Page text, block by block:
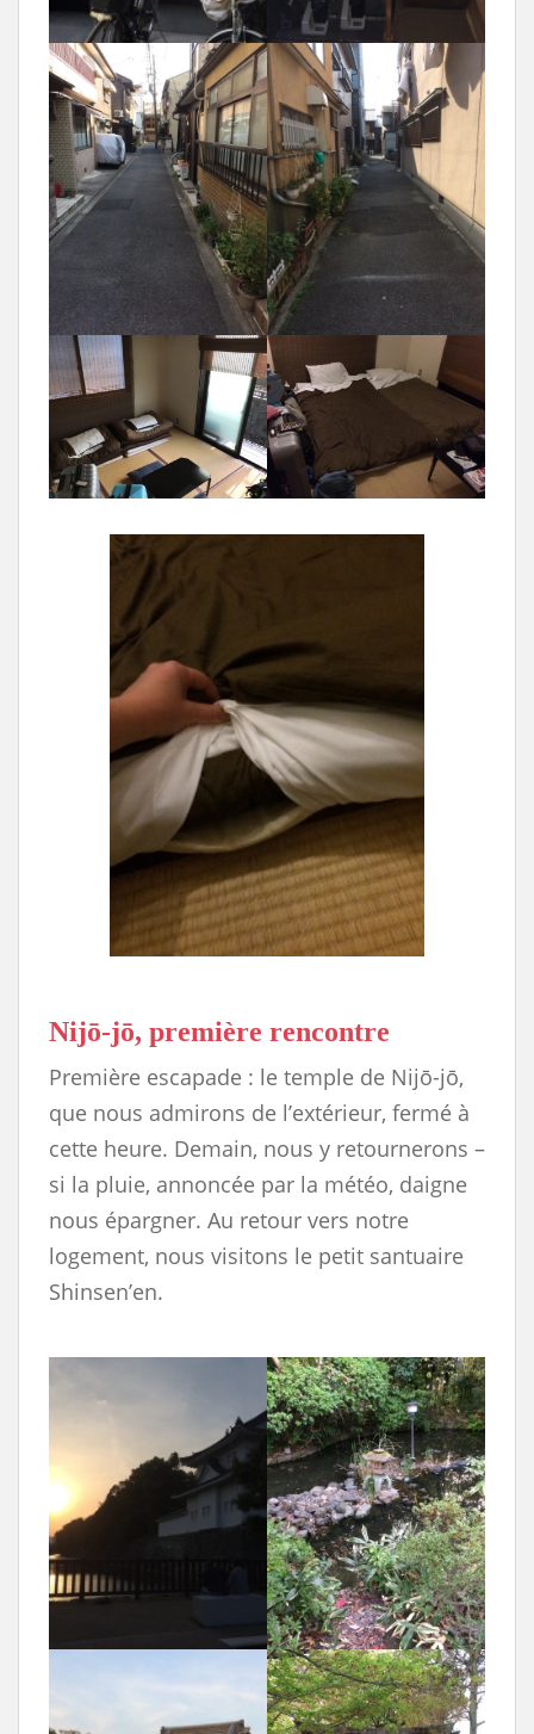
Nijō-jō, première rencontre
Première escapade : le temple de Nijō-jō,
que nous admirons de l’extérieur, fermé à
cette heure. Demain, nous y retournerons –
si la pluie, annoncée par la météo, daigne
nous épargner. Au retour vers notre
logement, nous visitons le petit santuaire
Shinsen’en.